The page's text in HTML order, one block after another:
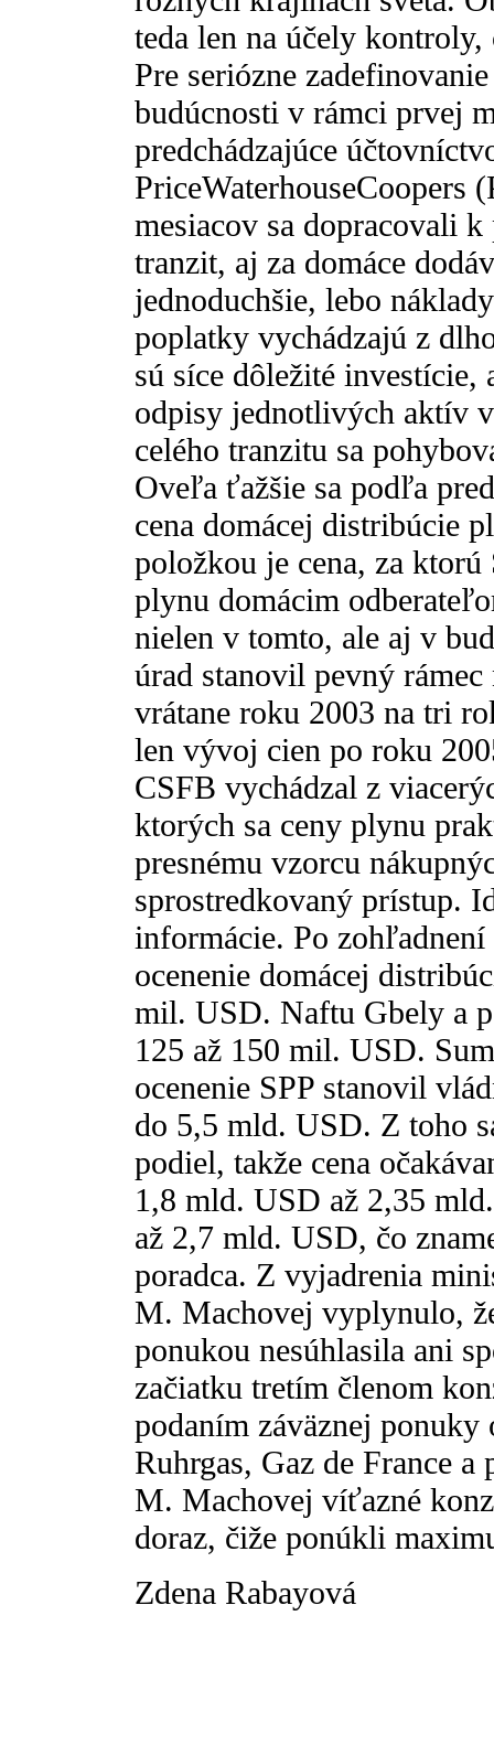
teda len na účely
Pre seriózne
budúcnosti v rámci prvej
predchádzajúce
PriceWaterhouseCoopers
mesiacov sa dopracovali
tranzit, aj za domáce
jednoduchšie, lebo
poplatky vychádzajú z
sú síce dôležité
odpisy jednotlivých aktív
celého tranzitu sa
Oveľa ťažšie sa podľa
cena domácej distribúcie
položkou je cena, za
plynu domácim
nielen v tomto, ale aj v
úrad stanovil pevný
vrátane roku 2003 na tri
len vývoj cien po roku
CSFB vychádzal z
ktorých sa ceny plynu
presnému vzorcu
sprostredkovaný prístup.
informácie. Po
ocenenie domácej
mil. USD. Naftu Gbely a
125 až 150 mil. USD.
ocenenie SPP stanovil
do 5,5 mld. USD. Z toho
podiel, takže cena
1,8 mld. USD až 2,35
až 2,7 mld. USD, čo
poradca. Z vyjadrenia
M. Machovej vyplynulo,
ponukou nesúhlasila ani
začiatku tretím členom
podaním záväznej
Ruhrgas, Gaz de France
M. Machovej víťazné
doraz, čiže ponúkli
Zdena Rabayová